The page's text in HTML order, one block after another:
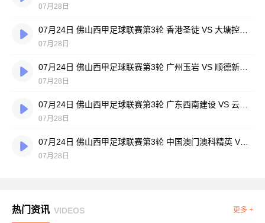
07月28日
07月28日
07月28日
07月28日
07月24日 佛山西甲足球联赛第3轮 中国澳门澳科精英 VS 藝品高國際 全场录像
07月28日
热门资讯 VIDEOS 更多 +